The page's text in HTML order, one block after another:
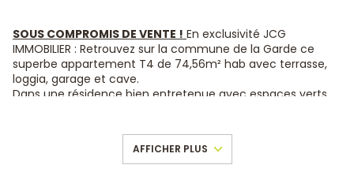
SOUS COMPROMIS DE VENTE ! En exclusivité JCG
IMMOBILIER : Retrouvez sur la commune de la Garde ce
superbe appartement T4 de 74,56m² hab avec terrasse,
loggia, garage et cave.
Dans une résidence bien entretenue avec espaces verts
Cet appartement se compose d'une belle pièce de vie
orientée plein SUD s'ouvrant sur une terrasse avec vue
dégage, une cuisine indépendante donnant sur une loggia
AFFICHER PLUS